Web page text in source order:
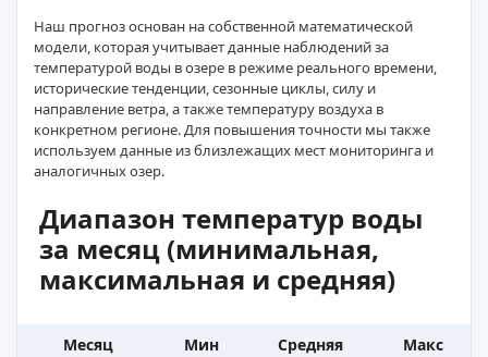
Наш прогноз основан на собственной математической
модели, которая учитывает данные наблюдений за
температурой воды в озере в режиме реального времени,
исторические тенденции, сезонные циклы, силу и
направление ветра, а также температуру воздуха в
конкретном регионе. Для повышения точности мы также
используем данные из близлежащих мест мониторинга и
аналогичных озер.
Диапазон температур воды
за месяц (минимальная,
максимальная и средняя)
Месяц Мин Средняя
Макс